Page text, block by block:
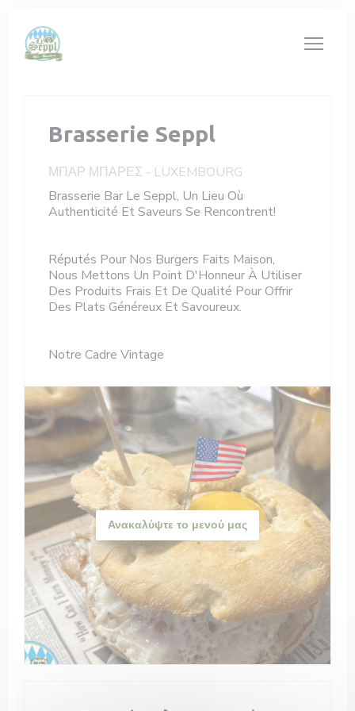
Brasserie Seppl
ΜΠΑΡ ΜΠΆΡΕΣ - LUXEMBOURG
Brasserie Bar Le Seppl, Un Lieu Où
Authenticité Et Saveurs Se Rencontrent!
Réputés Pour Nos Burgers Faits Maison,
Nous Mettons Un Point D'Honneur À Utiliser
Des Produits Frais Et De Qualité Pour Offrir
Des Plats Généreux Et Savoureux.
Notre Cadre Vintage
Ανακαλύψτε το μενού μας